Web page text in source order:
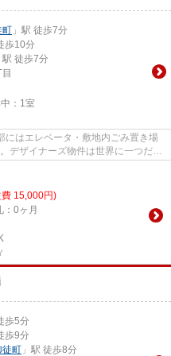
町 」駅 徒歩7分
歩10分
駅 徒歩7分
： 1室
はエレベータ・敷地内ごみ置き場
デザイナーズ物件は世界に一つだけ
15,000円)
：0ヶ月
歩5分
歩9分
徒町 」駅 徒歩8分